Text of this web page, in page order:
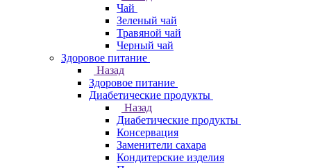
Чай
Зеленый чай
Травяной чай
Черный чай
Здоровое питание
Назад
Здоровое питание
Диабетические продукты
Назад
Диабетические продукты
Консервация
Заменители сахара
Кондитерские изделия